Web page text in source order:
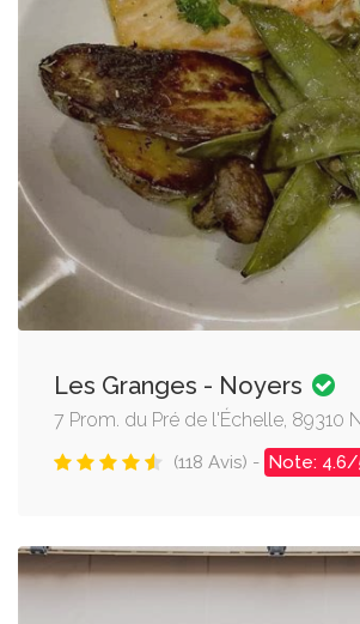
Les Granges - Noyers
7 Prom. du Pré de l'Échelle, 89310
(118 Avis) - Note: 4.6/